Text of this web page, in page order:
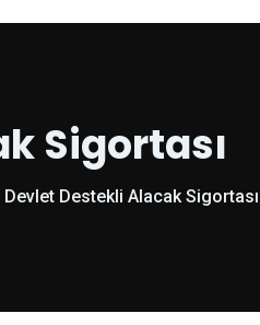
Sigortası
Devlet Destekli Alacak Sigortası